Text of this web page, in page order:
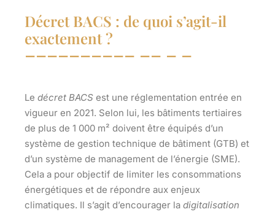
Décret BACS : de quoi s’agit-il
exactement ?
Le décret BACS est une réglementation entrée en
vigueur en 2021. Selon lui, les bâtiments tertiaires
de plus de 1 000 m² doivent être équipés d’un
système de gestion technique de bâtiment (GTB) et
d’un système de management de l’énergie (SME).
Cela a pour objectif de limiter les consommations
énergétiques et de répondre aux enjeux
climatiques. Il s’agit d’encourager la digitalisation